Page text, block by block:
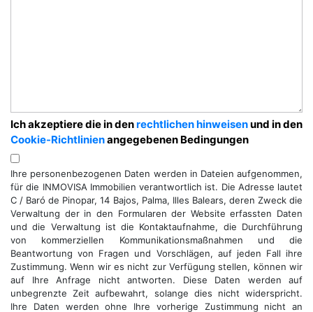
Ich akzeptiere die in denrechtlichen hinweisenund in den
Cookie-Richtlinienangegebenen Bedingungen
Ihre personenbezogenen Daten werden in Dateien aufgenommen,
für die INMOVISA Immobilien verantwortlich ist. Die Adresse lautet
C / Baró de Pinopar, 14 Bajos, Palma, Illes Balears, deren Zweck die
Verwaltung der in den Formularen der Website erfassten Daten
und die Verwaltung ist die Kontaktaufnahme, die Durchführung
von kommerziellen Kommunikationsmaßnahmen und die
Beantwortung von Fragen und Vorschlägen, auf jeden Fall ihre
Zustimmung. Wenn wir es nicht zur Verfügung stellen, können wir
auf Ihre Anfrage nicht antworten. Diese Daten werden auf
unbegrenzte Zeit aufbewahrt, solange dies nicht widerspricht.
Ihre Daten werden ohne Ihre vorherige Zustimmung nicht an